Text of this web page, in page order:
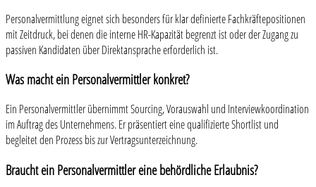
Personalvermittlung eignet sich besonders für klar definierte Fachkräftepositionen
mit Zeitdruck, bei denen die interne HR-Kapazität begrenzt ist oder der Zugang zu
passiven Kandidaten über Direktansprache erforderlich ist.
Was macht ein Personalvermittler konkret?
Ein Personalvermittler übernimmt Sourcing, Vorauswahl und Interviewkoordination
im Auftrag des Unternehmens. Er präsentiert eine qualifizierte Shortlist und
begleitet den Prozess bis zur Vertragsunterzeichnung.
Braucht ein Personalvermittler eine behördliche Erlaubnis?